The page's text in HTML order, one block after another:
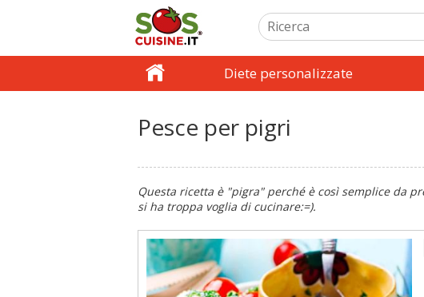
Diete personalizzate
Pesce per pigri
Questa ricetta è "pigra" perché è così semplice da
si ha troppa voglia di cucinare:=).